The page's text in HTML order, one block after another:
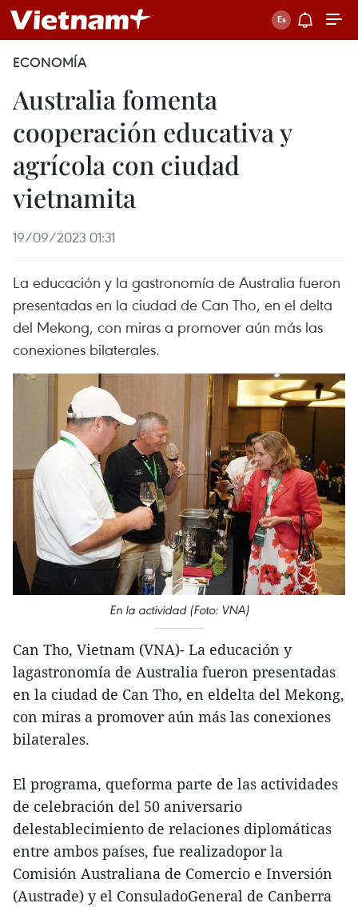
ECONOMÍA
Australia fomenta
cooperación educativa y
agrícola con ciudad
vietnamita
19/09/2023 01:31
La educación y la gastronomía de Australia fueron
presentadas en la ciudad de Can Tho, en el delta
del Mekong, con miras a promover aún más las
conexiones bilaterales.
En la actividad (Foto: VNA)
Can Tho, Vietnam (VNA)- La educación y
lagastronomía de Australia fueron presentadas
en la ciudad de Can Tho, en eldelta del Mekong,
con miras a promover aún más las conexiones
bilaterales.
El programa, queforma parte de las actividades
de celebración del 50 aniversario
delestablecimiento de relaciones diplomáticas
entre ambos países, fue realizadopor la
Comisión Australiana de Comercio e Inversión
(Austrade) y el ConsuladoGeneral de Canberra